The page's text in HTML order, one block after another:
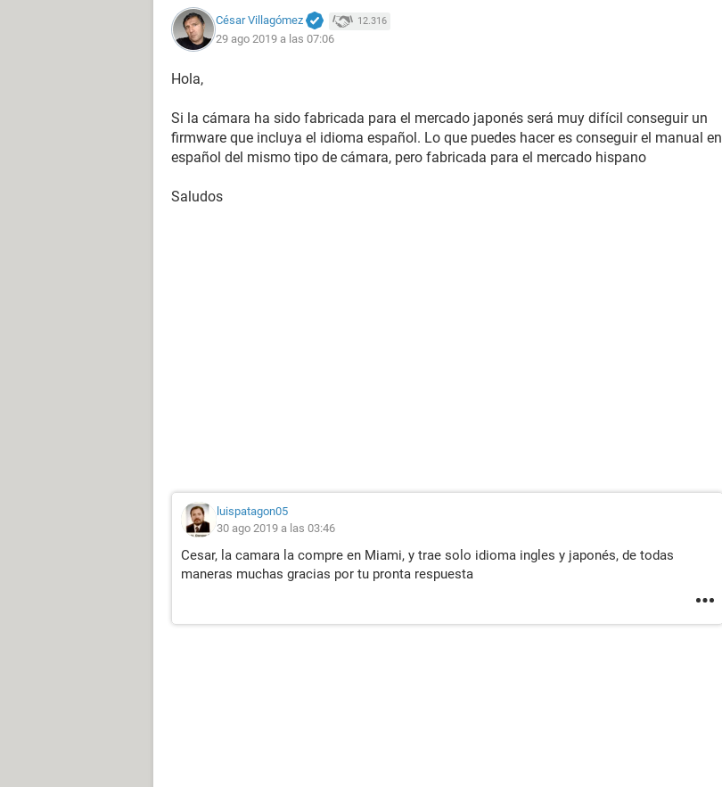
César Villagómez 12.316
29 ago 2019 a las 07:06
Hola,
Si la cámara ha sido fabricada para el mercado japonés será muy difícil conseguir un
firmware que incluya el idioma español. Lo que puedes hacer es conseguir el manual en
español del mismo tipo de cámara, pero fabricada para el mercado hispano
Saludos
luispatagon05
30 ago 2019 a las 03:46
Cesar, la camara la compre en Miami, y trae solo idioma ingles y japonés, de todas
maneras muchas gracias por tu pronta respuesta